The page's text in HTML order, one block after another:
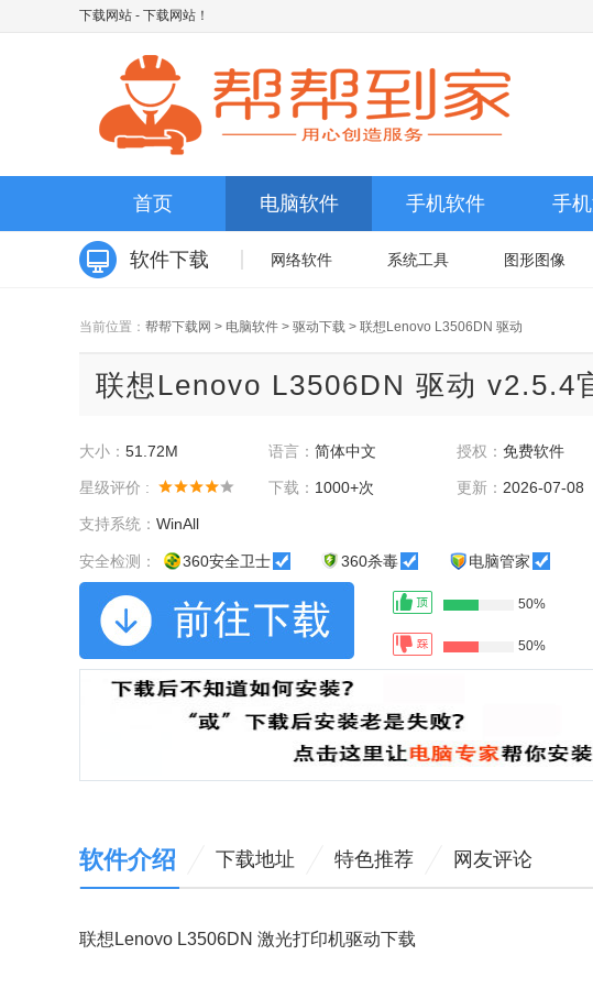
下载网站 - 下载网站！
首页 电脑软件 手机软件 手
软件下载 网络软件 系统工具 图形图像
当前位置： 帮帮下载网 > 电脑软件 > 驱动下载 > 联想Lenovo L3506DN 驱动
联想Lenovo L3506DN 驱动 v2.5.4
大小： 51.72M 语言： 简体中文 授权：免费软件
星级评价 : 下载： 1000+次 更新： 2026-07-08
支持系统： WinAll
安全检测： 360安全卫士 360杀毒 电脑管家
50%
50%
软件介绍 下载地址 特色推荐 网友评论
联想Lenovo L3506DN 激光打印机驱动下载